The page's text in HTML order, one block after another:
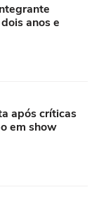
anos e
após críticas
em show